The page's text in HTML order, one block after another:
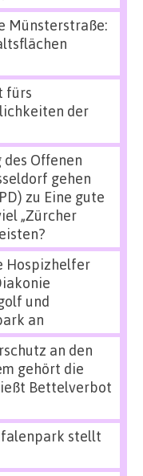
Münsterstraße:
fürs
der
Offenen
gehen
zu Eine gute
„Zürcher
Hospizhelfer
und
an
an den
gehört die
Bettelverbot
stellt